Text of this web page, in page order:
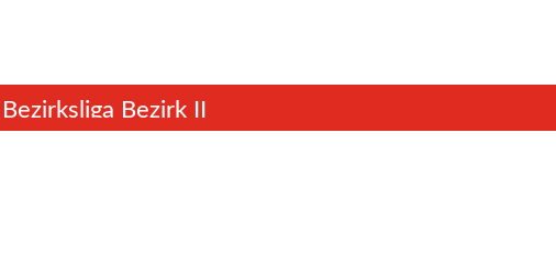
Bezirksliga Bezirk II